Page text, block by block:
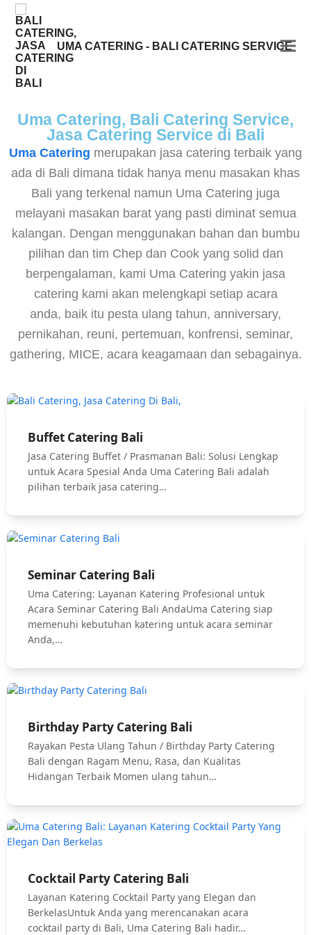
UMA CATERING - BALI CATERING SERVICE
Uma Catering, Bali Catering Service,
Jasa Catering Service di Bali
Uma Catering merupakan jasa catering terbaik yang
ada di Bali dimana tidak hanya menu masakan khas
Bali yang terkenal namun Uma Catering juga
melayani masakan barat yang pasti diminat semua
kalangan. Dengan menggunakan bahan dan bumbu
pilihan dan tim Chep dan Cook yang solid dan
berpengalaman, kami Uma Catering yakin jasa
catering kami akan melengkapi setiap acara
anda, baik itu pesta ulang tahun, anniversary,
pernikahan, reuni, pertemuan, konfrensi, seminar,
gathering, MICE, acara keagamaan dan sebagainya.
Buffet Catering Bali
Jasa Catering Buffet / Prasmanan Bali: Solusi Lengkap
untuk Acara Spesial Anda Uma Catering Bali adalah
pilihan terbaik jasa catering…
Seminar Catering Bali
Uma Catering: Layanan Katering Profesional untuk
Acara Seminar Catering Bali AndaUma Catering siap
memenuhi kebutuhan katering untuk acara seminar
Anda,…
Birthday Party Catering Bali
Rayakan Pesta Ulang Tahun / Birthday Party Catering
Bali dengan Ragam Menu, Rasa, dan Kualitas
Hidangan Terbaik Momen ulang tahun…
Cocktail Party Catering Bali
Layanan Katering Cocktail Party yang Elegan dan
BerkelasUntuk Anda yang merencanakan acara
cocktail party di Bali, Uma Catering Bali hadir…